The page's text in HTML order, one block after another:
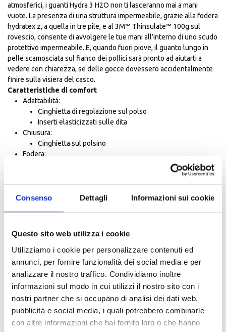
Consenso Dettagli Informazioni sui cookie
Questo sito web utilizza i cookie
Utilizziamo i cookie per personalizzare contenuti ed
annunci, per fornire funzionalità dei social media e per
analizzare il nostro traffico. Condividiamo inoltre
informazioni sul modo in cui utilizzi il nostro sito con i
nostri partner che si occupano di analisi dei dati web,
pubblicità e social media, i quali potrebbero combinarle
con altre informazioni che hai fornito loro o che hanno
atmosferici, i guanti Hydra 3 H2O non ti lasceranno mai a mani
vuote. La presenza di una struttura impermeabile, grazie alla fodera
hydratex z, a quella in tre pile, e al 3M™ Thinsulate™ 100g sul
rovescio, consente di avvolgere le tue mani all’interno di uno scudo
protettivo impermeabile. E, quando fuori piove, il guanto lungo in
pelle scamosciata sul fianco dei pollici sarà pronto ad aiutarti a
vedere con chiarezza, se delle gocce dovessero accidentalmente
finire sulla visiera del casco.
Caratteristiche di comfort
Adattabilitá:
Cinghietta di regolazione sul polso
Inserti elasticizzati sulle dita
Chiusura:
Cinghietta sul polsino
Fodera:
Isolamento solo sul dorso
Polsini in maglia
Caratteristiche climatiche
Impermeabilité:
hydratex|Z-liner
Isolamento:
Protezione:
Memory foam al di sotto del paranocche
Nocche dita in PU iniettato